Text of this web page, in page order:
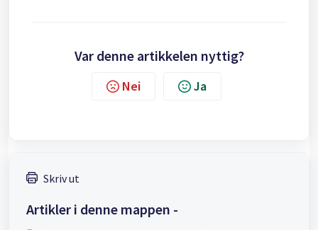
Var denne artikkelen nyttig?
Nei Ja
Skriv ut
Artikler i denne mappen -